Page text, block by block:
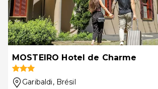
MOSTEIRO Hotel de Charme
Garibaldi, Brésil